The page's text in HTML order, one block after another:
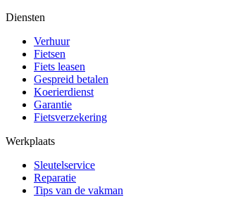
Diensten
Verhuur
Fietsen
Fiets leasen
Gespreid betalen
Koerierdienst
Garantie
Fietsverzekering
Werkplaats
Sleutelservice
Reparatie
Tips van de vakman